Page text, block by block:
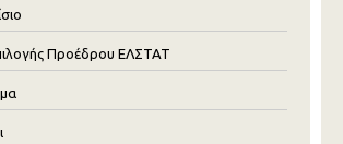
Προέδρου ΕΛΣΤΑΤ